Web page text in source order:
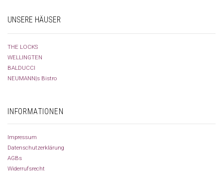
UNSERE HÄUSER
THE LOCKS
WELLINGTEN
BALDUCCI
NEUMANN|s Bistro
INFORMATIONEN
Impressum
Datenschutzerklärung
AGBs
Widerrufsrecht